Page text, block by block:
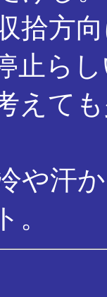
拾方
止ら
えて
や汗
。